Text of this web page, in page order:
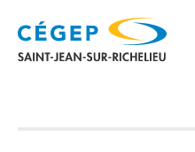
contenu
principal